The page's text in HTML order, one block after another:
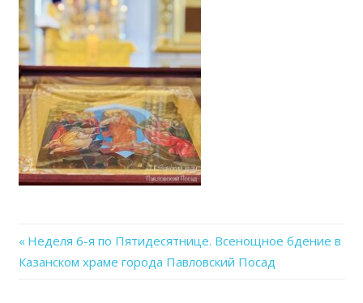
Навигация
Previous
Post:
Неделя 6-я по Пятидесятнице. Всенощное бдение в
Казанском храме города Павловский Посад